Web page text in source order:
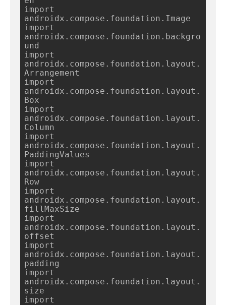
import
androidx.compose.foundation.Image
import
androidx.compose.foundation.backgro
und
import
androidx.compose.foundation.layout.
Arrangement
import
androidx.compose.foundation.layout.
Box
import
androidx.compose.foundation.layout.
Column
import
androidx.compose.foundation.layout.
PaddingValues
import
androidx.compose.foundation.layout.
Row
import
androidx.compose.foundation.layout.
fillMaxSize
import
androidx.compose.foundation.layout.
offset
import
androidx.compose.foundation.layout.
padding
import
androidx.compose.foundation.layout.
size
import